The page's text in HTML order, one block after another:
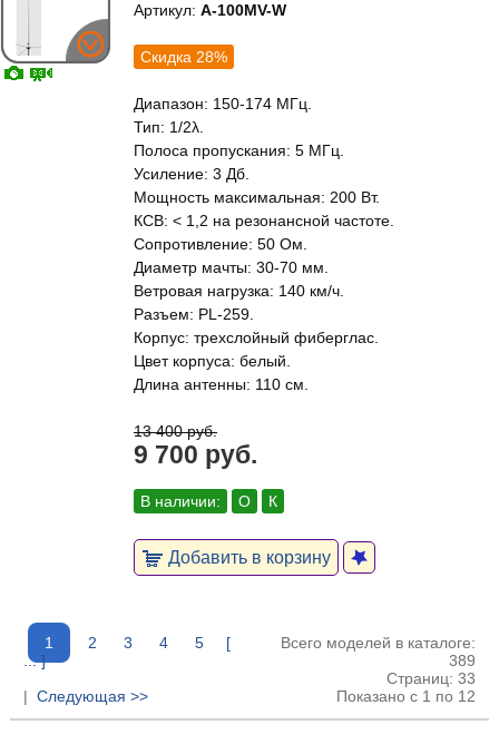
Артикул: A-100MV-W
Скидка 28%
Диапазон: 150-174 МГц.
Тип: 1/2λ.
Полоса пропускания: 5 МГц.
Усиление: 3 Дб.
Мощность максимальная: 200 Вт.
КСВ: < 1,2 на резонансной частоте.
Сопротивление: 50 Ом.
Диаметр мачты: 30-70 мм.
Ветровая нагрузка: 140 км/ч.
Разъем: PL-259.
Корпус: трехслойный фиберглас.
Цвет корпуса: белый.
Длина антенны: 110 см.
13 400 руб.
9 700 руб.
В наличии: О К
Добавить в корзину
1 2 3 4 5
[
... ]
| Следующая >>
Всего моделей в каталоге:
389
Страниц: 33
Показано с 1 по 12